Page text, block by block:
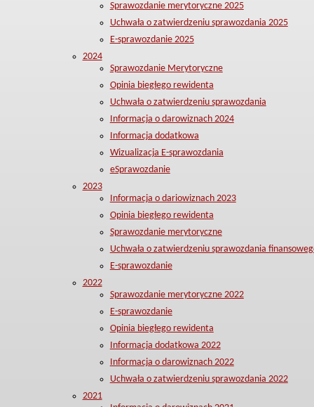
Sprawozdanie merytoryczne 2025
Uchwała o zatwierdzeniu sprawozdania 2025
E-sprawozdanie 2025
2024
Sprawozdanie Merytoryczne
Opinia biegłego rewidenta
Uchwała o zatwierdzeniu sprawozdania
Informacja o darowiznach 2024
Informacja dodatkowa
Wizualizacja E-sprawozdania
eSprawozdanie
2023
Informacja o dariowiznach 2023
Opinia biegłego rewidenta
Sprawozdanie merytoryczne
Uchwała o zatwierdzeniu sprawozdania
E-sprawozdanie
2022
Sprawozdanie merytoryczne 2022
E-sprawozdanie
Opinia biegłego rewidenta
Informacja dodatkowa 2022
Informacja o darowiznach 2022
Uchwała o zatwierdzeniu sprawozdania 2022
2021